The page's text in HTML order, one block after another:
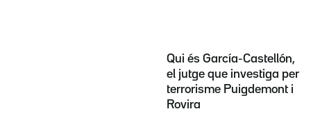
Qui és García-Castellón,
el jutge que investiga per
terrorisme Puigdemont i
Rovira